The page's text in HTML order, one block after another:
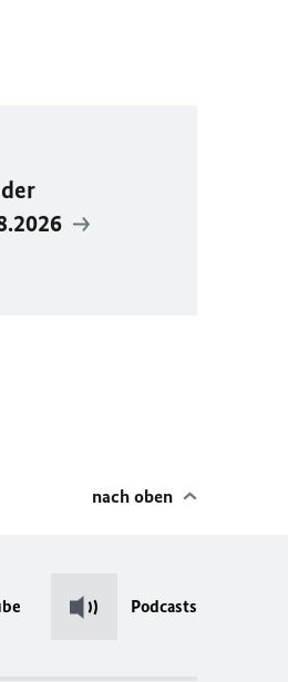
nach oben
Podcasts